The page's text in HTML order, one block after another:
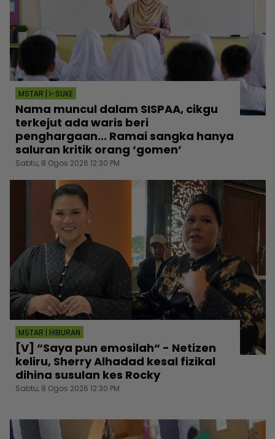
MSTAR | I-SUKE
Nama muncul dalam SISPAA, cikgu
terkejut ada waris beri
penghargaan... Ramai sangka hanya
saluran kritik orang ‘gomen’
Sabtu, 8 Ogos 2026 12:30 PM
MSTAR | HIBURAN
[V] “Saya pun emosilah“ - Netizen
keliru, Sherry Alhadad kesal fizikal
dihina susulan kes Rocky
Sabtu, 8 Ogos 2026 12:30 PM